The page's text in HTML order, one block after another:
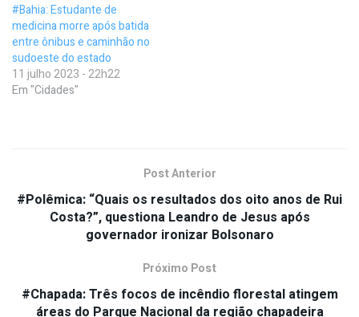
#Bahia: Estudante de
medicina morre após batida
entre ônibus e caminhão no
sudoeste do estado
11 julho 2023 - 22h22
Em "Cidades"
Post Anterior
#Polêmica: “Quais os resultados dos oito anos de Rui
Costa?”, questiona Leandro de Jesus após
governador ironizar Bolsonaro
Próximo Post
#Chapada: Três focos de incêndio florestal atingem
áreas do Parque Nacional da região chapadeira